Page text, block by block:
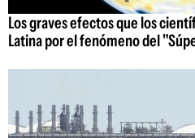
Los graves efectos que los
Latina por el fenómeno del